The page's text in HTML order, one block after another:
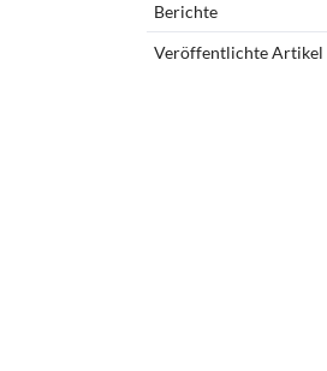
Berichte
Veröffentlichte Artikel